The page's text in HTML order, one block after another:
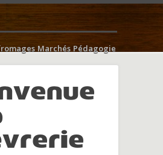
Marchés Pédagogie